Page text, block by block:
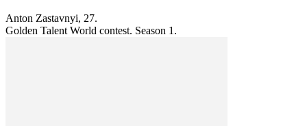
Anton Zastavnyi, 27.
Golden Talent World contest. Season 1.